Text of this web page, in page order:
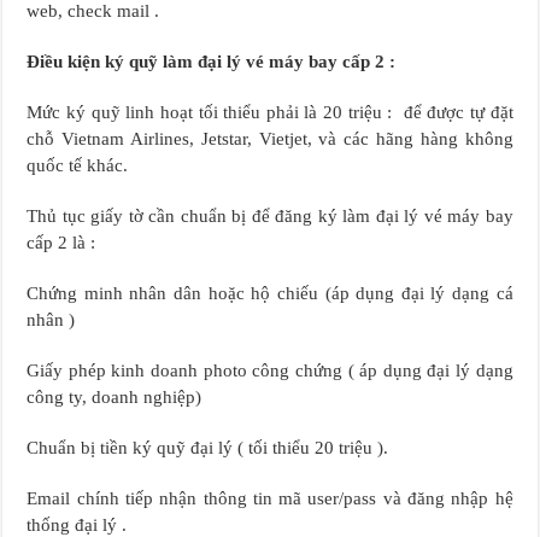
web, check mail .
Điều kiện ký quỹ làm đại lý vé máy bay cấp 2 :
Mức ký quỹ linh hoạt tối thiểu phải là 20 triệu : để được tự đặt
chỗ Vietnam Airlines, Jetstar, Vietjet, và các hãng hàng không
quốc tế khác.
Thủ tục giấy tờ cần chuẩn bị để đăng ký làm đại lý vé máy bay
cấp 2 là :
Chứng minh nhân dân hoặc hộ chiếu (áp dụng đại lý dạng cá
nhân )
Giấy phép kinh doanh photo công chứng ( áp dụng đại lý dạng
công ty, doanh nghiệp)
Chuẩn bị tiền ký quỹ đại lý ( tối thiểu 20 triệu ).
Email chính tiếp nhận thông tin mã user/pass và đăng nhập hệ
thống đại lý .